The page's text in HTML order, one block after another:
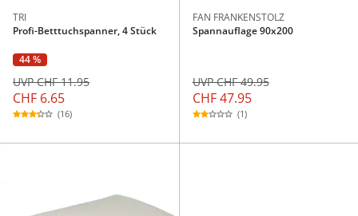
TRI
Profi-Betttuchspanner, 4 Stück
44 %
CHF 6.65
UVP CHF 11.95
(16)
FAN FRANKENSTOLZ
Spannauflage 90x200
CHF 47.95
UVP CHF 49.95
(1)